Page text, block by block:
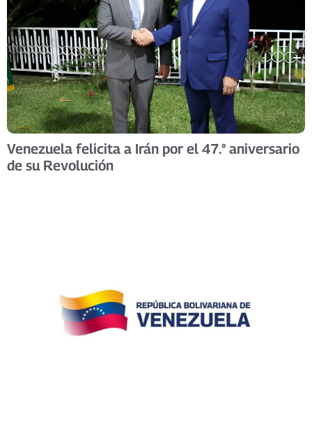
Venezuela felicita a Irán por el 47.° aniversario
de su Revolución